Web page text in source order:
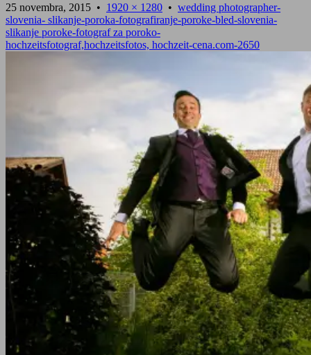
25 novembra, 2015 • 1920 × 1280 • wedding photographer-
slovenia- slikanje-poroka-fotografiranje-poroke-bled-slovenia-
slikanje poroke-fotograf za poroko-
hochzeitsfotograf,hochzeitsfotos, hochzeit-cena.com-2650